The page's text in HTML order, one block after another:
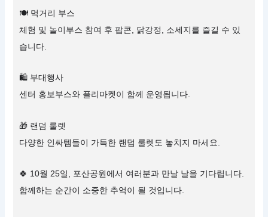
🍽 먹거리 부스
체험 및 놀이부스 참여 후 팝콘, 닭강정, 소세지를 즐길 수 있
습니다.
🛍 부대행사
센터 홍보부스와 플리마켓이 함께 운영됩니다.
🎁 랜덤 룰렛
다양한 인싸템들이 가득한 랜덤 룰렛도 놓치지 마세요.
🍀 10월 25일, 포산공원에서 여러분과 만날 날을 기다립니다.
함께하는 순간이 소중한 추억이 될 것입니다.